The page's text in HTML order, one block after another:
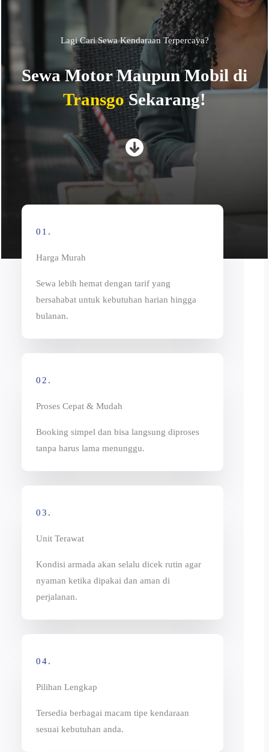
Lagi Cari Sewa Kendaraan Terpercaya?
Sewa Motor Maupun Mobil di
Transgo Sekarang!
01.
Harga Murah
Sewa lebih hemat dengan tarif yang
bersahabat untuk kebutuhan harian hingga
bulanan.
02.
Proses Cepat & Mudah
Booking simpel dan bisa langsung diproses
tanpa harus lama menunggu.
03.
Unit Terawat
Kondisi armada akan selalu dicek rutin agar
nyaman ketika dipakai dan aman di
perjalanan.
04.
Pilihan Lengkap
Tersedia berbagai macam tipe kendaraan
sesuai kebutuhan anda.